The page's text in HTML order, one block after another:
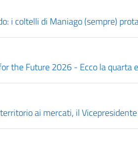
i coltelli di Maniago (sempre)
the Future 2026 - Ecco la
territorio ai mercati, il